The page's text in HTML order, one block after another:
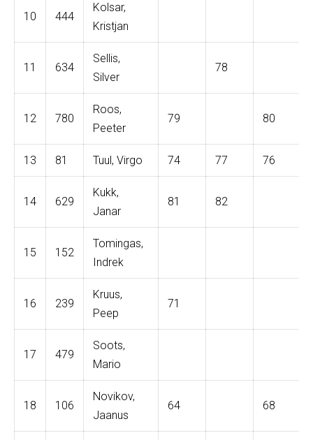
10 444
Kolsar,
Kristjan
11 634
Sellis,
Silver
78
12 780
Roos,
Peeter
79 80
13 81 Tuul, Virgo 74 77 76
14 629
Kukk,
Janar
81 82
15 152
Tomingas,
Indrek
16 239
Kruus,
Peep
71
17 479
Soots,
Mario
18 106
Novikov,
Jaanus
64 68